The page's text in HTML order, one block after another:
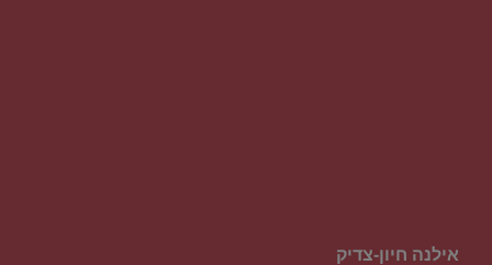
אילנה חיון-צדיק